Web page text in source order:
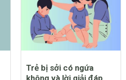
Trẻ bị sởi có ngứa